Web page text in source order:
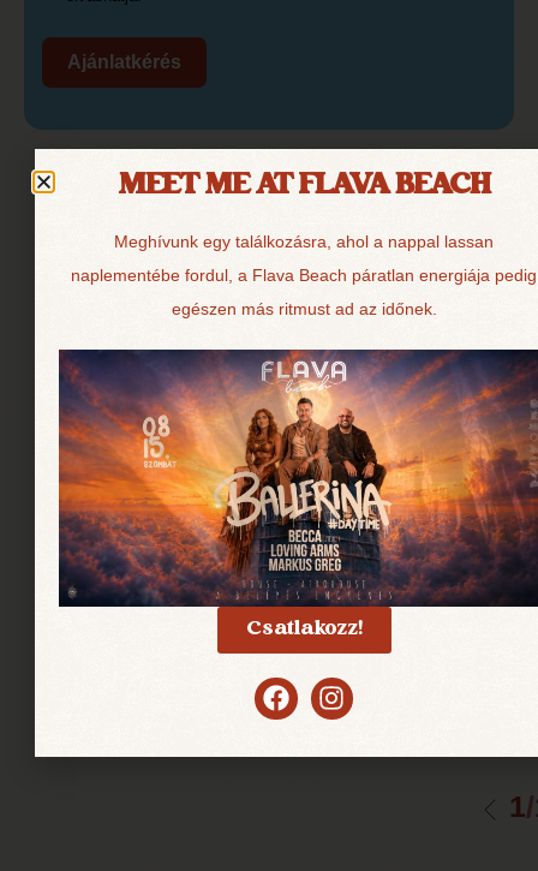
Ajánlatkérés
GALÉRIA
2/
MEET ME AT FLAVA BEACH
Meghívunk egy találkozásra, ahol a nappal lassan
naplementébe fordul, a Flava Beach páratlan energiája pedig
egészen más ritmust ad az időnek.
Csatlakozz!